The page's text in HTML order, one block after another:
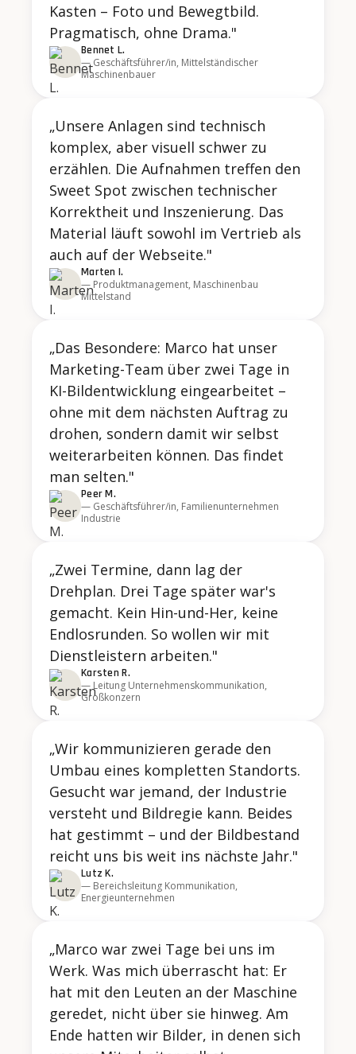
Kasten – Foto und Bewegtbild.
Pragmatisch, ohne Drama."
Bennet L.
— Geschäftsführer/in, Mittelständischer
Maschinenbauer
„Unsere Anlagen sind technisch
komplex, aber visuell schwer zu
erzählen. Die Aufnahmen treffen den
Sweet Spot zwischen technischer
Korrektheit und Inszenierung. Das
Material läuft sowohl im Vertrieb als
auch auf der Webseite."
Marten I.
— Produktmanagement, Maschinenbau
Mittelstand
„Das Besondere: Marco hat unser
Marketing-Team über zwei Tage in
KI-Bildentwicklung eingearbeitet –
ohne mit dem nächsten Auftrag zu
drohen, sondern damit wir selbst
weiterarbeiten können. Das findet
man selten."
Peer M.
— Geschäftsführer/in, Familienunternehmen
Industrie
„Zwei Termine, dann lag der
Drehplan. Drei Tage später war's
gemacht. Kein Hin-und-Her, keine
Endlosrunden. So wollen wir mit
Dienstleistern arbeiten."
Karsten R.
— Leitung Unternehmenskommunikation,
Großkonzern
„Wir kommunizieren gerade den
Umbau eines kompletten Standorts.
Gesucht war jemand, der Industrie
versteht und Bildregie kann. Beides
hat gestimmt – und der Bildbestand
reicht uns bis weit ins nächste Jahr."
Lutz K.
— Bereichsleitung Kommunikation,
Energieunternehmen
„Marco war zwei Tage bei uns im
Werk. Was mich überrascht hat: Er
hat mit den Leuten an der Maschine
geredet, nicht über sie hinweg. Am
Ende hatten wir Bilder, in denen sich